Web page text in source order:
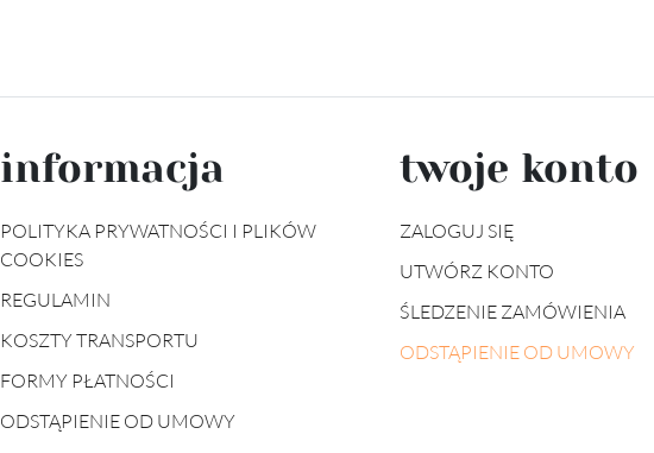
informacja
POLITYKA PRYWATNOŚCI I PLIKÓW
COOKIES
REGULAMIN
KOSZTY TRANSPORTU
FORMY PŁATNOŚCI
ODSTĄPIENIE OD UMOWY
twoje konto
ZALOGUJ SIĘ
UTWÓRZ KONTO
ŚLEDZENIE ZAMÓWIENIA
ODSTĄPIENIE OD UMOWY